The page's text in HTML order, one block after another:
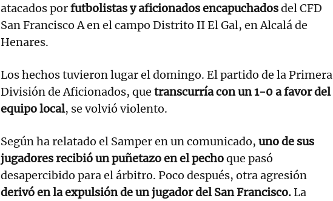
atacados porfutbolistas y aficionados encapuchadosdel CFD
San Francisco A en el campo Distrito II El Gal, en Alcalá de
Henares.
Los hechos tuvieron lugar el domingo. El partido de la Primera
División de Aficionados, que transcurría con un 1-0 a favor del
equipo local, se volvió violento.
Según ha relatado el Samper en un comunicado, uno de sus
jugadores recibió un puñetazo en el pechoque pasó
desapercibido para el árbitro. Poco después, otra agresión
derivó en la expulsión de un jugador del San Francisco.La